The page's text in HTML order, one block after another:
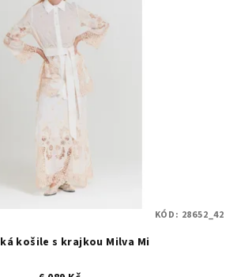
košile s krajkou Milva Mi
KÓD: 28652_42